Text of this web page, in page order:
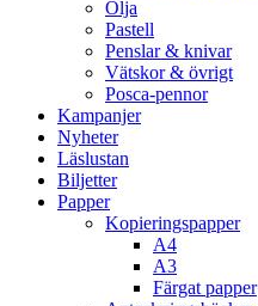
Olja
Pastell
Penslar & knivar
Vätskor & övrigt
Posca-pennor
Kampanjer
Nyheter
Läslustan
Biljetter
Papper
Kopieringspapper
A4
A3
Färgat papper